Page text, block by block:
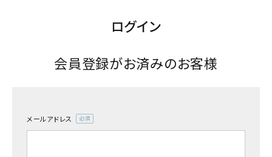
ログイン
会員登録がお済みのお客様
メールアドレス